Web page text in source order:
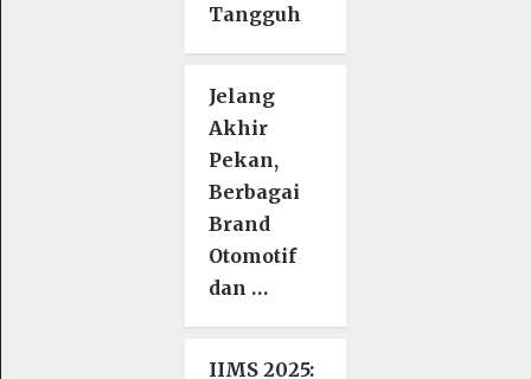
Tangguh
Jelang
Akhir
Pekan,
Berbagai
Brand
Otomotif
dan …
IIMS 2025: